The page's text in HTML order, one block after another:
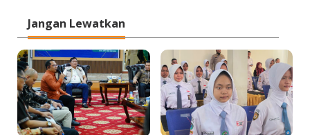
a
s
i
p
o
s
Jangan Lewatkan